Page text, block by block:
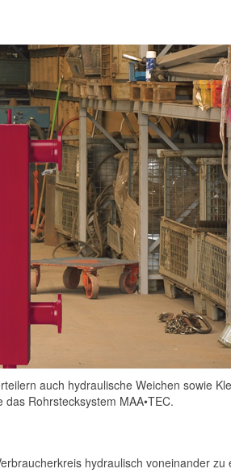
auch hydraulische Weichen sowie
Rohrstecksystem MAA•TEC.
hydraulisch voneinander zu